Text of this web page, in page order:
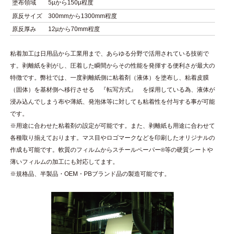
塗布領域
5µから150µ程度
原反サイズ
300mmから1300mm程度
原反厚み
12µから70mm程度
粘着加工は日用品から工業用まで、あらゆる分野で活用されている技術で
す。剥離紙を剥がし、圧着した瞬間からその性能を発揮する便利さが最大の
特徴です。弊社では、一度剥離紙側に粘着剤（液体）を塗布し、粘着皮膜
（固体）を基材側へ移行させる 『転写方式』 を採用している為、液体が
浸み込んでしまう布や薄紙、発泡体等に対しても粘着性を付与する事が可能
です。
※用途に合わせた粘着剤の設定が可能です。また、剥離紙も用途に合わせて
各種取り揃えております。マス目やロゴマークなどを印刷したオリジナルの
作成も可能です。軟質のフィルムからスチールペーパー®等の硬質シートや
薄いフィルムの加工にも対応してます。
※規格品、半製品・OEM・PBブランド品の製造可能です。